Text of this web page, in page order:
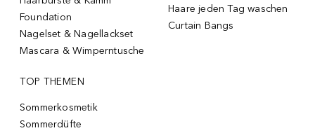
Foundation
Nagelset & Nagellackset
Mascara & Wimperntusche
Haare jeden Tag waschen
Curtain Bangs
TOP THEMEN
Sommerkosmetik
Sommerdüfte